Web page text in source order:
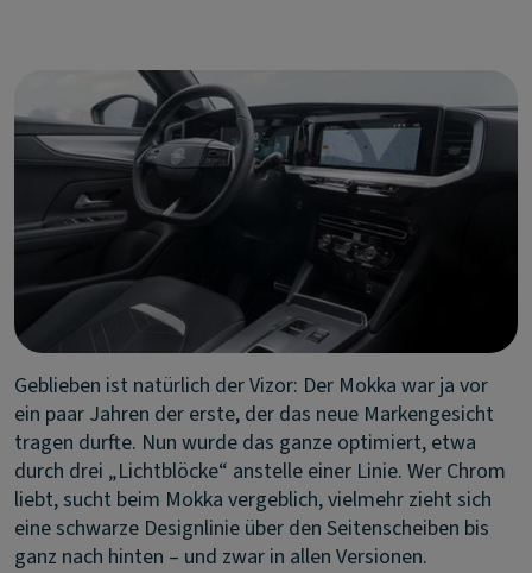
Geblieben ist natürlich der Vizor: Der Mokka war ja vor
ein paar Jahren der erste, der das neue Markengesicht
tragen durfte. Nun wurde das ganze optimiert, etwa
durch drei „Lichtblöcke“ anstelle einer Linie. Wer Chrom
liebt, sucht beim Mokka vergeblich, vielmehr zieht sich
eine schwarze Designlinie über den Seitenscheiben bis
ganz nach hinten – und zwar in allen Versionen.